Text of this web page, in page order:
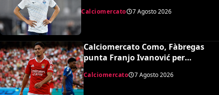
Calciomercato 7 Agosto 2026
Calciomercato Como, Fàbregas
punta Franjo Ivanović per
l’attacco: il punto sulla trattativa
Calciomercato 7 Agosto 2026